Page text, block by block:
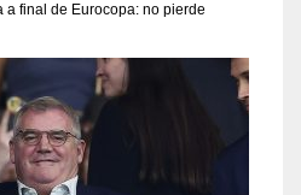
a final de Eurocopa: no pierde